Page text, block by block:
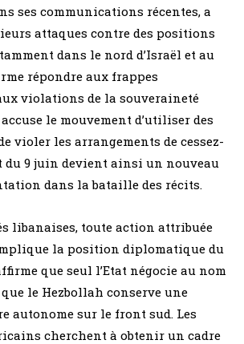
ses communications récentes, a
attaques contre des positions
dans le nord d’Israël et au
répondre aux frappes
violations de la souveraineté
le mouvement d’utiliser des
violer les arrangements de cessez-
du 9 juin devient ainsi un nouveau
dans la bataille des récits.
libanaises, toute action attribuée
la position diplomatique du
que seul l’Etat négocie au nom
le Hezbollah conserve une
autonome sur le front sud. Les
cherchent à obtenir un cadre